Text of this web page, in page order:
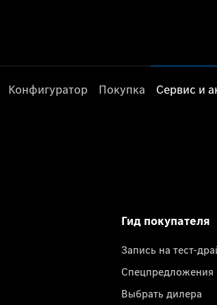
Конфигуратор Покупка Сервис и
Гид покупателя
Запись на тест-
Спецпредложения
Выбрать дилера